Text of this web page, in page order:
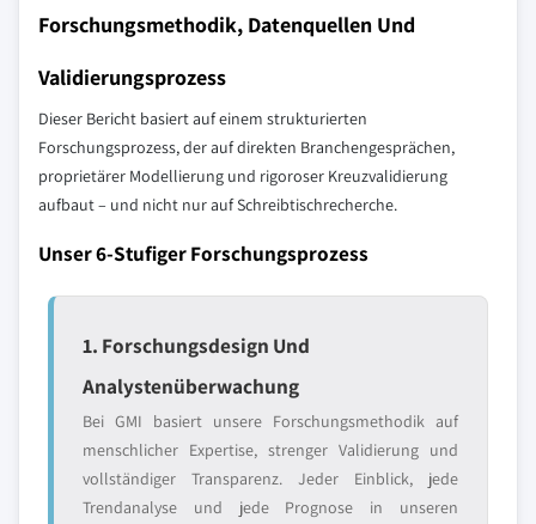
Forschungsmethodik, Datenquellen Und
Validierungsprozess
Dieser Bericht basiert auf einem strukturierten
Forschungsprozess, der auf direkten Branchengesprächen,
proprietärer Modellierung und rigoroser Kreuzvalidierung
aufbaut – und nicht nur auf Schreibtischrecherche.
Unser 6-Stufiger Forschungsprozess
1. Forschungsdesign Und
Analystenüberwachung
Bei GMI basiert unsere Forschungsmethodik auf
menschlicher Expertise, strenger Validierung und
vollständiger Transparenz. Jeder Einblick, jede
Trendanalyse und jede Prognose in unseren